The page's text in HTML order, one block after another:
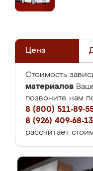
Цена
Стоимость
материалов
позвоните нам
8 (800) 511-89-
8 (926) 409-68-13
рассчитает